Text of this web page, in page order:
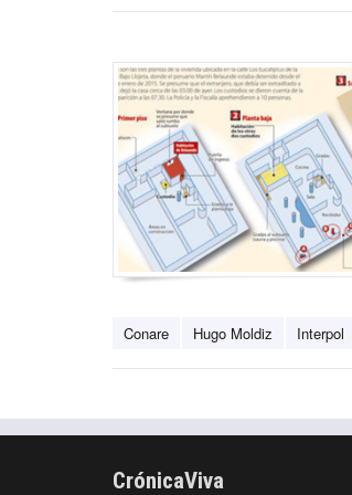
Conare Hugo Moldiz Interpol
CrónicaViva